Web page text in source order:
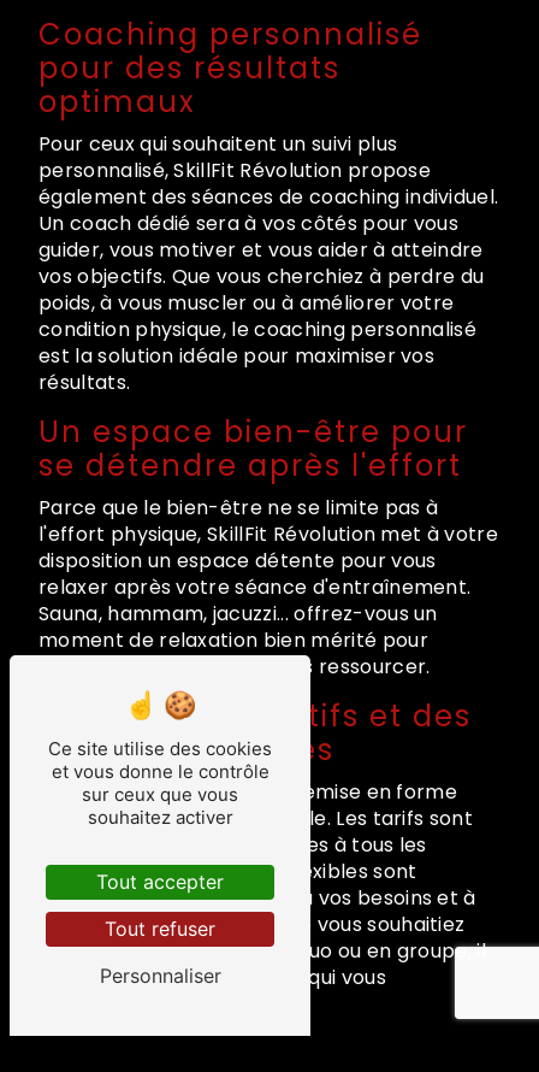
Coaching personnalisé
pour des résultats
optimaux
Pour ceux qui souhaitent un suivi plus
personnalisé, SkillFit Révolution propose
également des séances de coaching individuel.
Un coach dédié sera à vos côtés pour vous
guider, vous motiver et vous aider à atteindre
vos objectifs. Que vous cherchiez à perdre du
poids, à vous muscler ou à améliorer votre
condition physique, le coaching personnalisé
est la solution idéale pour maximiser vos
résultats.
Un espace bien-être pour
se détendre après l'effort
Parce que le bien-être ne se limite pas à
l'effort physique, SkillFit Révolution met à votre
disposition un espace détente pour vous
relaxer après votre séance d'entraînement.
Sauna, hammam, jacuzzi... offrez-vous un
moment de relaxation bien mérité pour
apaiser vos muscles et vous ressourcer.
Des tarifs attractifs et des
formules flexibles
Chez SkillFit Révolution, la remise en forme
n'est pas un luxe inaccessible. Les tarifs sont
étudiés pour être accessibles à tous les
budgets, et des formules flexibles sont
proposées pour s'adapter à vos besoins et à
votre emploi du temps. Que vous souhaitiez
vous entraîner en solo, en duo ou en groupe, il
y a forcément une formule qui vous
Ce site utilise des cookies
et vous donne le contrôle
sur ceux que vous
souhaitez activer
Tout accepter
Tout refuser
Personnaliser